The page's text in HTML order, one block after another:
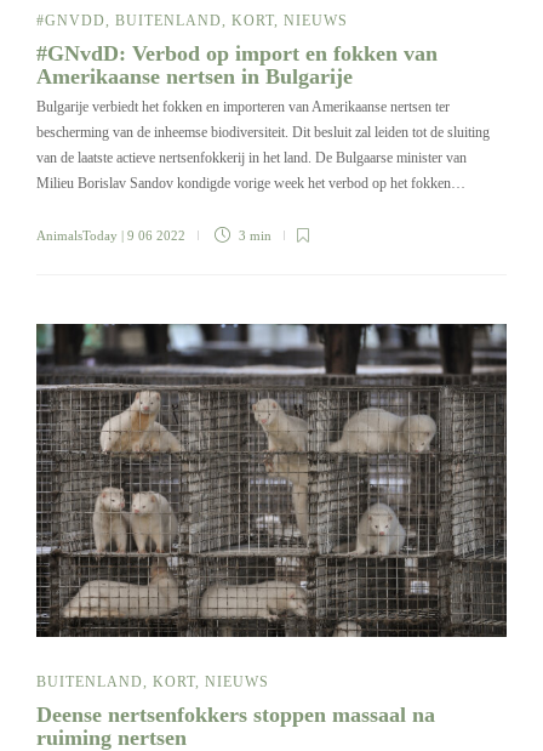
#GNVDD BUITENLAND KORT NIEUWS
#GNvdD: Verbod op import en fokken van
Amerikaanse nertsen in Bulgarije
Bulgarije verbiedt het fokken en importeren van Amerikaanse nertsen ter
bescherming van de inheemse biodiversiteit. Dit besluit zal leiden tot de sluiting
van de laatste actieve nertsenfokkerij in het land. De Bulgaarse minister van
Milieu Borislav Sandov kondigde vorige week het verbod op het fokken…
AnimalsToday | 9 06 2022 3 min
BUITENLAND, KORT, NIEUWS
Deense nertsenfokkers stoppen massaal na
ruiming nertsen